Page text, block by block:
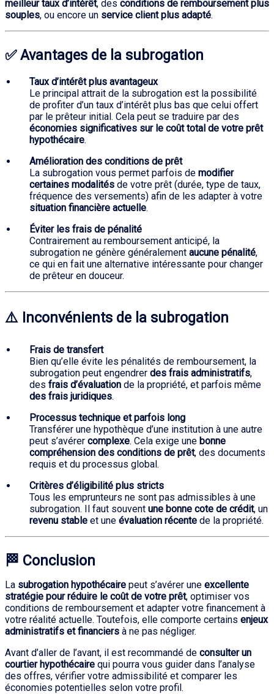
meilleur taux d’intérêt, des conditions de remboursement plus
souples, ou encore un service client plus adapté.
✅ Avantages de la subrogation
Taux d’intérêt plus avantageux
Le principal attrait de la subrogation est la possibilité
de profiter d’un taux d’intérêt plus bas que celui offert
par le prêteur initial. Cela peut se traduire par des
économies significatives sur le coût total de votre prêt
hypothécaire.
Amélioration des conditions de prêt
La subrogation vous permet parfois de modifier
certaines modalités de votre prêt (durée, type de taux,
fréquence des versements) afin de les adapter à votre
situation financière actuelle.
Éviter les frais de pénalité
Contrairement au remboursement anticipé, la
subrogation ne génère généralement aucune pénalité,
ce qui en fait une alternative intéressante pour changer
de prêteur en douceur.
⚠️ Inconvénients de la subrogation
Frais de transfert
Bien qu’elle évite les pénalités de remboursement, la
subrogation peut engendrer des frais administratifs,
des frais d’évaluation de la propriété, et parfois même
des frais juridiques.
Processus technique et parfois long
Transférer une hypothèque d’une institution à une autre
peut s’avérer complexe. Cela exige une bonne
compréhension des conditions de prêt, des documents
requis et du processus global.
Critères d’éligibilité plus stricts
Tous les emprunteurs ne sont pas admissibles à une
subrogation. Il faut souvent une bonne cote de crédit, un
revenu stable et une évaluation récente de la propriété.
🏁 Conclusion
La subrogation hypothécaire peut s’avérer une excellente
stratégie pour réduire le coût de votre prêt, optimiser vos
conditions de remboursement et adapter votre financement à
votre réalité actuelle. Toutefois, elle comporte certains enjeux
administratifs et financiers à ne pas négliger.
Avant d’aller de l’avant, il est recommandé de consulter un
courtier hypothécaire qui pourra vous guider dans l’analyse
des offres, vérifier votre admissibilité et comparer les
économies potentielles selon votre profil.